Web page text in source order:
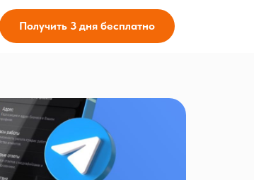
Получить 3 дня бесплатно